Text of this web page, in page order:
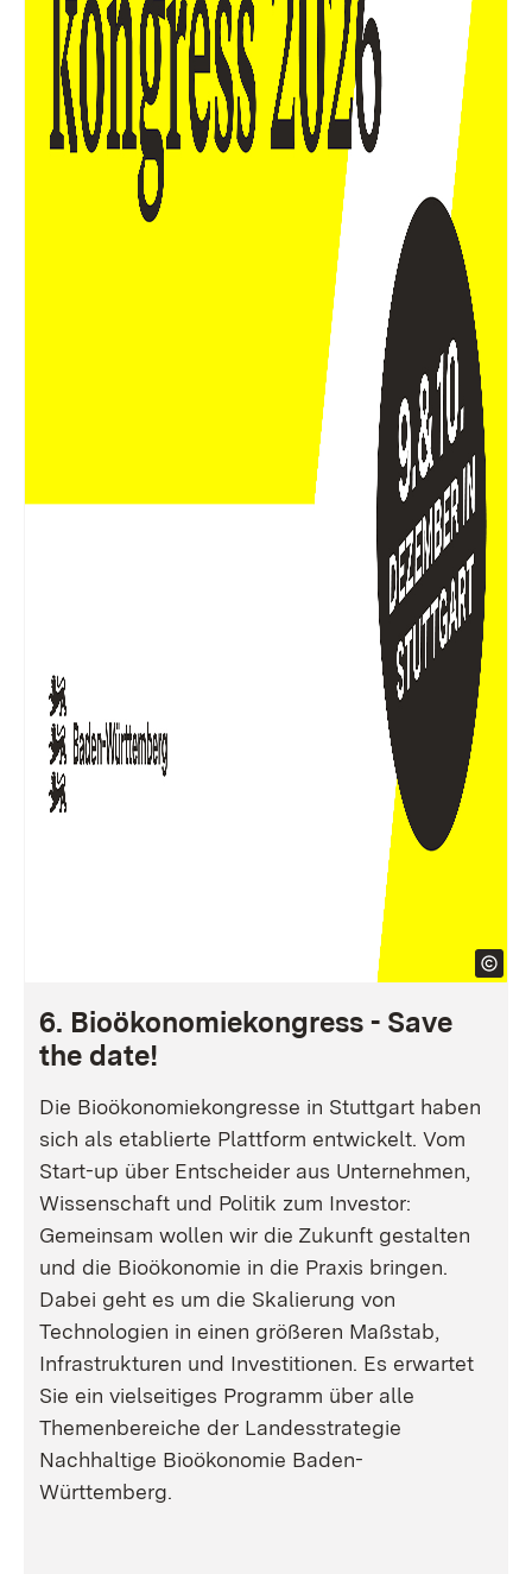
6. Bioökonomiekongress - Save
the date!
Die Bioökonomiekongresse in Stuttgart haben
sich als etablierte Plattform entwickelt. Vom
Start-up über Entscheider aus Unternehmen,
Wissenschaft und Politik zum Investor:
Gemeinsam wollen wir die Zukunft gestalten
und die Bioökonomie in die Praxis bringen.
Dabei geht es um die Skalierung von
Technologien in einen größeren Maßstab,
Infrastrukturen und Investitionen. Es erwartet
Sie ein vielseitiges Programm über alle
Themenbereiche der Landesstrategie
Nachhaltige Bioökonomie Baden-
Württemberg.